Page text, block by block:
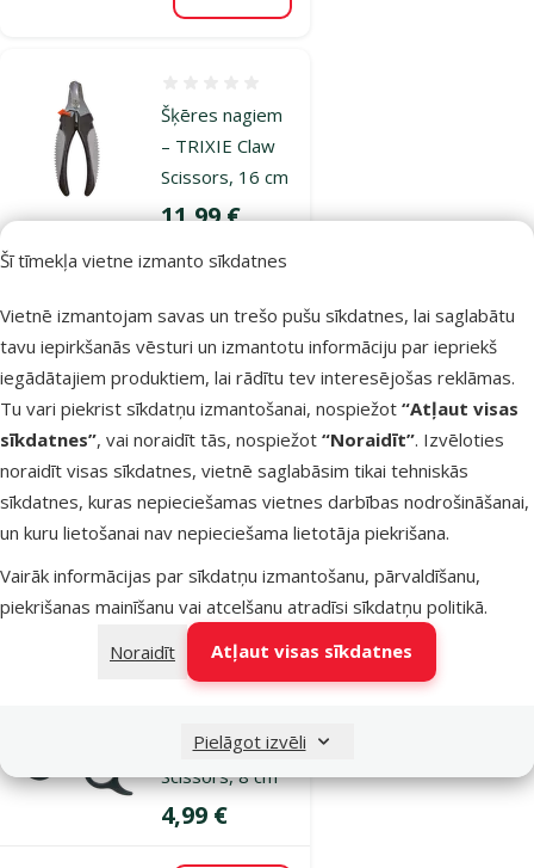
Šī tīmekļa vietne izmanto sīkdatnes
Vietnē izmantojam savas un trešo pušu sīkdatnes, lai saglabātu
tavu iepirkšanās vēsturi un izmantotu informāciju par iepriekš
iegādātajiem produktiem, lai rādītu tev interesējošas reklāmas.
Tu vari piekrist sīkdatņu izmantošanai, nospiežot “Atļaut visas
sīkdatnes”, vai noraidīt tās, nospiežot “Noraidīt”. Izvēloties
noraidīt visas sīkdatnes, vietnē saglabāsim tikai tehniskās
sīkdatnes, kuras nepieciešamas vietnes darbības nodrošināšanai,
un kuru lietošanai nav nepieciešama lietotāja piekrišana.
Vairāk informācijas par sīkdatņu izmantošanu, pārvaldīšanu,
piekrišanas mainīšanu vai atcelšanu atradīsi sīkdatņu politikā.
Noraidīt
Atļaut visas sīkdatnes
Pielāgot izvēli
Šķēres nagiem
– TRIXIE Claw
Scissors, 16 cm
Cena
11,99 €
Šķēres nagiem
– TRIXIE Claw
Clippers, 11 cm
Atsauksmes 0%
Cena
5,99 €
Pievienot grozam
– Trixie Claw
Scissors, 8 cm
Atsauksmes 0%
Cena
4,99 €